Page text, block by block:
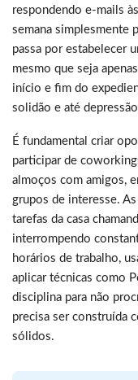
respondendo e-mails
semana simplesmente
passa por estabelecer
mesmo que seja
início e fim do
solidão e até
É fundamental criar
participar de
almoços com amigos,
grupos de interesse.
tarefas da casa
interrompendo
horários de trabalho,
aplicar técnicas como
disciplina para não
precisa ser construída
sólidos.